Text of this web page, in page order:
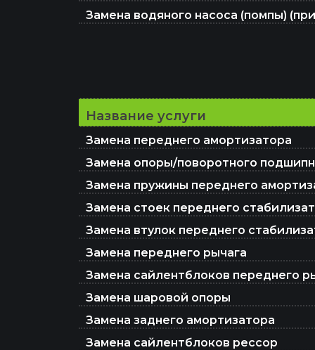
Замена водяного насоса (помпы)
Название услуги
Замена переднего амортизатора
Замена опоры/поворотного
Замена пружины переднего
Замена стоек переднего
Замена втулок переднего
Замена переднего рычага
Замена сайлентблоков переднего
Замена шаровой опоры
Замена заднего амортизатора
Замена сайлентблоков рессор